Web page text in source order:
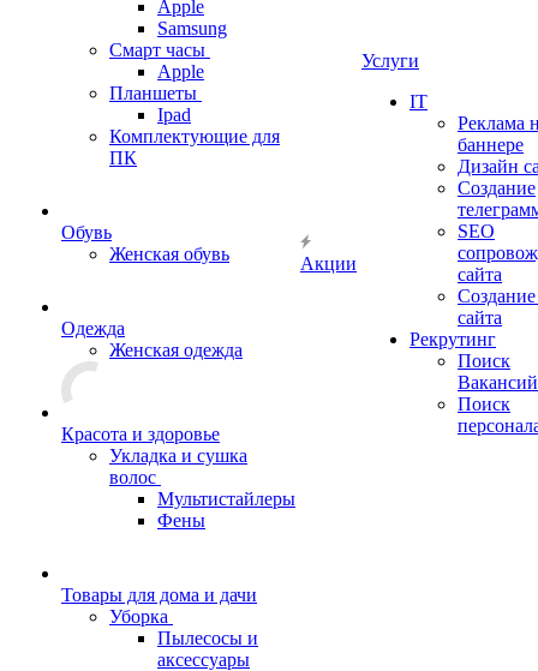
Apple
Samsung
Смарт часы
Apple
Планшеты
Ipad
Комплектующие для
ПК
Обувь
Женская обувь
Одежда
Женская одежда
Красота и здоровье
Укладка и сушка
волос
Мультистайлеры
Фены
Товары для дома и дачи
Уборка
Пылесосы и
аксессуары
Акции
Услуги
IT
Реклама
баннере
Дизайн
Создание
SEO
сайта
сайта
Рекрутинг
Поиск
Вакансий
Поиск